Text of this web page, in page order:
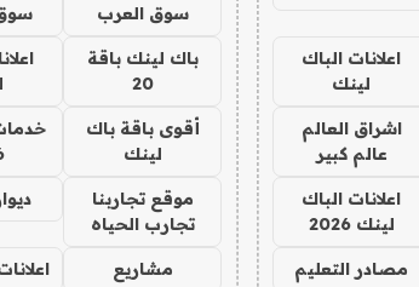
اعلانات الباك
لينك
اشراق العالم
عالم كبير
اعلانات الباك
لينك 2026
مصادر التعليم
سوق العرب سوق
باك لينك باقة
20
أقوى باقة باك
لينك
موقع تجاربنا
تجارب الحياه
مشاريع